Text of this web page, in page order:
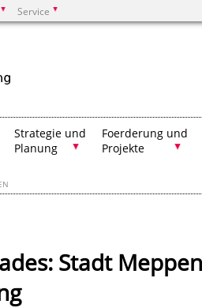
Service
Strategie und
Planung
Foerderung und
Projekte
Stadt